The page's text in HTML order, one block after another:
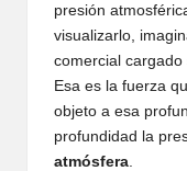
presión
visualizarlo,
comercial cargado
Esa es la fuerza
objeto a esa
profundidad la
atmósfera